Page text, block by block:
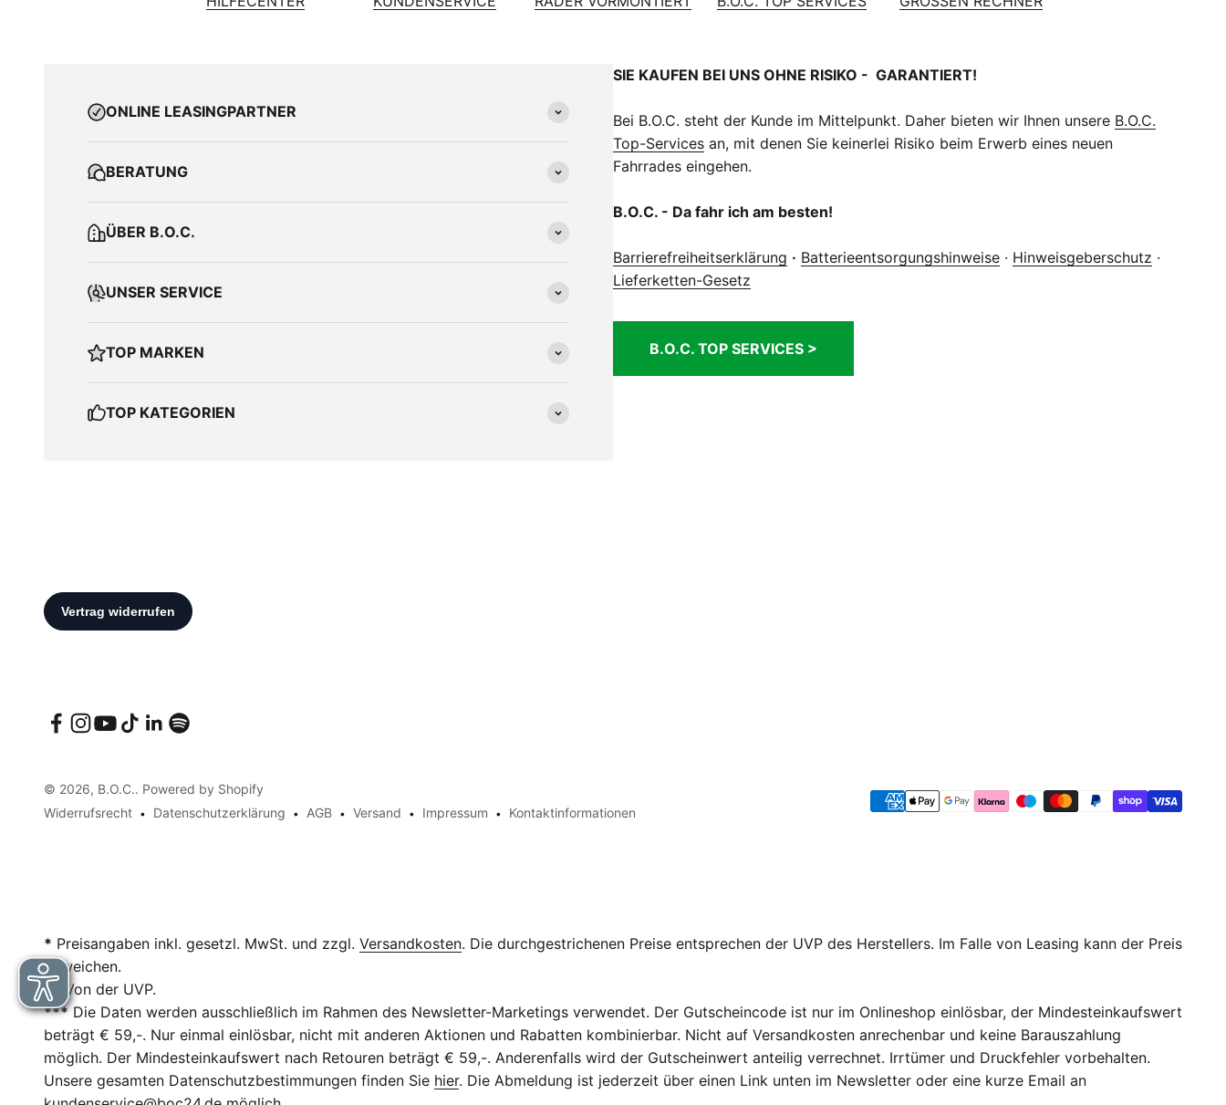
SIE KAUFEN BEI UNS OHNE RISIKO - GARANTIERT!
Bei B.O.C. steht der Kunde im Mittelpunkt. Daher bieten wir Ihnen unsere B.O.C.
Top-Services an, mit denen Sie keinerlei Risiko beim Erwerb eines neuen
Fahrrades eingehen.
B.O.C. - Da fahr ich am besten!
Barrierefreiheitserklärung · Batterieentsorgungshinweise · Hinweisgeberschutz ·
Lieferketten-Gesetz
B.O.C. TOP SERVICES >
ONLINE LEASINGPARTNER
BERATUNG
ÜBER B.O.C.
UNSER SERVICE
TOP MARKEN
TOP KATEGORIEN
© 2026, B.O.C.. Powered by Shopify
Widerrufsrecht
Datenschutzerklärung AGB Versand Impressum Kontaktinformationen
* Preisangaben inkl. gesetzl. MwSt. und zzgl. Versandkosten. Die durchgestrichenen Preise entsprechen der UVP des Herstellers. Im Falle von Leasing kann der Preis
abweichen.
**
Von der UVP.
***Die Daten werden ausschließlich im Rahmen des Newsletter-Marketings verwendet. Der Gutscheincode ist nur im Onlineshop einlösbar, der Mindesteinkaufswert
beträgt € 59,-. Nur einmal einlösbar, nicht mit anderen Aktionen und Rabatten kombinierbar. Nicht auf Versandkosten anrechenbar und keine Barauszahlung
möglich. Der Mindesteinkaufswert nach Retouren beträgt € 59,-. Anderenfalls wird der Gutscheinwert anteilig verrechnet. Irrtümer und Druckfehler vorbehalten.
Unsere gesamten Datenschutzbestimmungen finden Sie hier. Die Abmeldung ist jederzeit über einen Link unten im Newsletter oder eine kurze Email an